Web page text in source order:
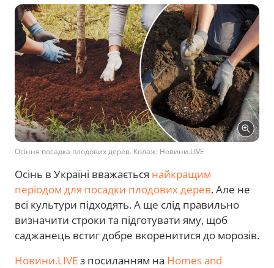
Осіння посадка плодових дерев. Колаж: Новини.LIVE
Осінь в Україні вважається найкращим
періодом для посадки плодових дерев. Але не
всі культури підходять. А ще слід правильно
визначити строки та підготувати яму, щоб
саджанець встиг добре вкоренитися до морозів.
Новини.LIVEз посиланням на Homes and